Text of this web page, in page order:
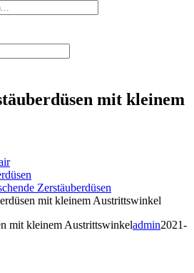
mit kleinem
Zerstäuberdüsen
mit kleinem Austrittswinkel
mit kleinem Austrittswinkeladmin2021-